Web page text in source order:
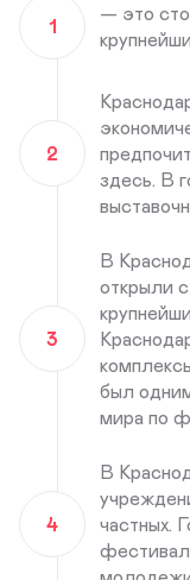
1
— это
2
здесь. В
3
В
открыли
был
мира по
4
В
частных.